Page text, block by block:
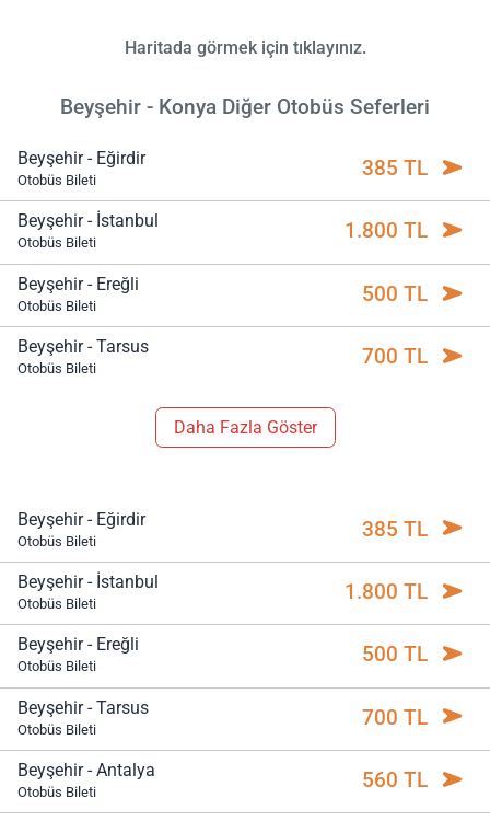
Haritada görmek için tıklayınız.
Beyşehir - Konya Diğer Otobüs Seferleri
Beyşehir - Eğirdir
Otobüs Bileti 385 TL
Beyşehir - İstanbul
Otobüs Bileti 1.800 TL
Beyşehir - Ereğli
Otobüs Bileti 500 TL
Beyşehir - Tarsus
Otobüs Bileti 700 TL
Daha Fazla Göster
Beyşehir - Eğirdir
Otobüs Bileti 385 TL
Beyşehir - İstanbul
Otobüs Bileti 1.800 TL
Beyşehir - Ereğli
Otobüs Bileti 500 TL
Beyşehir - Tarsus
Otobüs Bileti 700 TL
Beyşehir - Antalya
Otobüs Bileti 560 TL